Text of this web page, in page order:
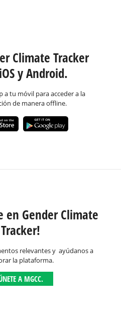
Climate Tracker
y Android.
a tu móvil para acceder a la
de manera offline.
en Gender Climate
Tracker!
relevantes y ayúdanos a
la plataforma.
A MGCC.